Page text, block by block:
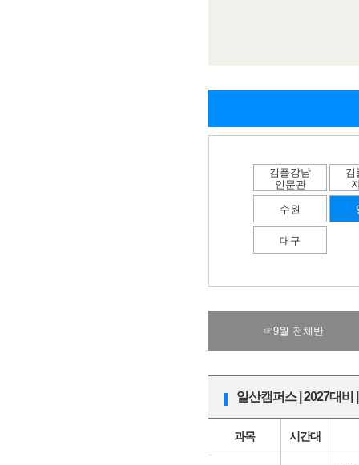
김플강남
인문관
김
수원
대구
☞9월 전체반
일산캠퍼스 | 2027대비
과목 시간대